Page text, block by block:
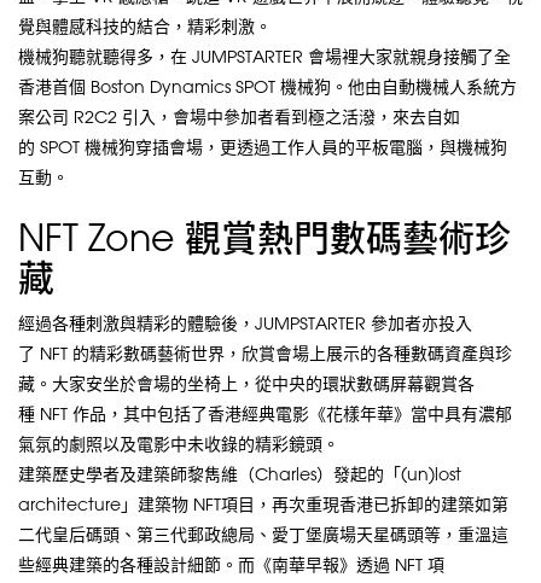
覺與體感科技的結合，精彩刺激。
機械狗聽就聽得多，在 JUMPSTARTER 會場裡大家就親身接觸了全
香港首個 Boston Dynamics SPOT 機械狗。他由自動機械人系統方
案公司 R2C2 引入，會場中參加者看到極之活潑，來去自如
的 SPOT 機械狗穿插會場，更透過工作人員的平板電腦，與機械狗
互動。
NFT Zone 觀賞熱門數碼藝術珍
藏
經過各種刺激與精彩的體驗後，JUMPSTARTER 參加者亦投入
了 NFT 的精彩數碼藝術世界，欣賞會場上展示的各種數碼資產與珍
藏。大家安坐於會場的坐椅上，從中央的環狀數碼屏幕觀賞各
種 NFT 作品，其中包括了香港經典電影《花樣年華》當中具有濃郁
氣氛的劇照以及電影中未收錄的精彩鏡頭。
建築歷史學者及建築師黎雋維（Charles）發起的「(un)lost
architecture」建築物 NFT項目，再次重現香港已拆卸的建築如第
二代皇后碼頭、第三代郵政總局、愛丁堡廣場天星碼頭等，重溫這
些經典建築的各種設計細節。而《南華早報》透過 NFT 項